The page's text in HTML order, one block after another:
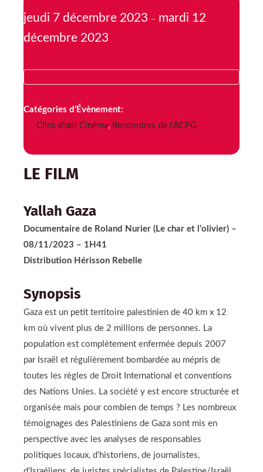
jeudi 7 décembre 2023 – mardi 12
décembre 2023
Catégories d’Évènement:
Clins d’œil Cinéma, Rencontres de l’ACPG
LE FILM
Yallah Gaza
Documentaire de Roland Nurier (Le char et l’olivier) –
08/11/2023 – 1H41
Distribution Hérisson Rebelle
Synopsis
Gaza est un petit territoire palestinien de 40 km x 12
km où vivent plus de 2 millions de personnes. La
population est complètement enfermée depuis 2007
par Israël et régulièrement bombardée au mépris de
toutes les règles de Droit International et conventions
des Nations Unies. La société y est encore structurée et
organisée mais pour combien de temps ? Les nombreux
témoignages des Palestiniens de Gaza sont mis en
perspective avec les analyses de responsables
politiques locaux, d’historiens, de journalistes,